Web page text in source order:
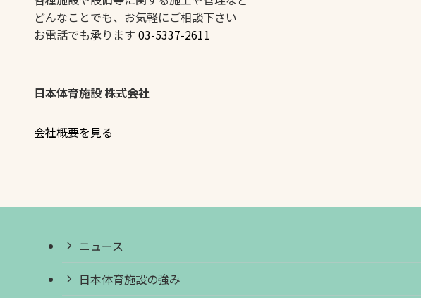
どんなことでも、お気軽にご相談下さい
お電話でも承ります 03-5337-2611
日本体育施設 株式会社
会社概要を見る
ニュース
日本体育施設の強み